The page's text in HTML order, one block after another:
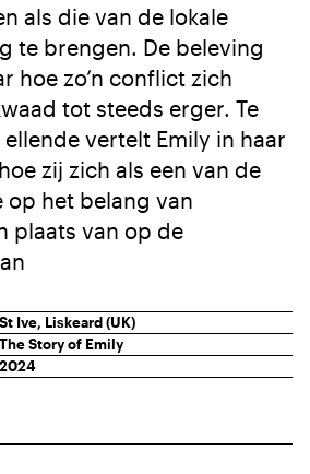
als die van de lokale
te brengen. De beleving
hoe zo’n conflict zich
tot steeds erger. Te
vertelt Emily in haar
zij zich als een van de
het belang van
plaats van op de
St Ive, Liskeard (UK)
The Story of Emily
2024